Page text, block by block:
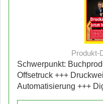
Produkt-
Schwerpunkt:
Offsetruck +++
Automatisierung +++